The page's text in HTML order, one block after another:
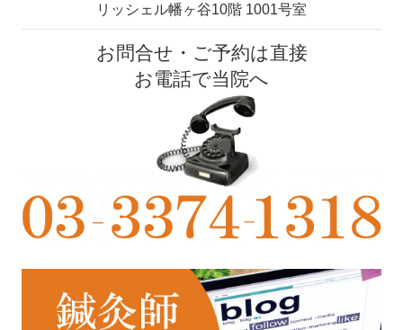
リッシェル幡ヶ谷10階 1001号室
お問合せ・ご予約は直接
お電話で当院へ